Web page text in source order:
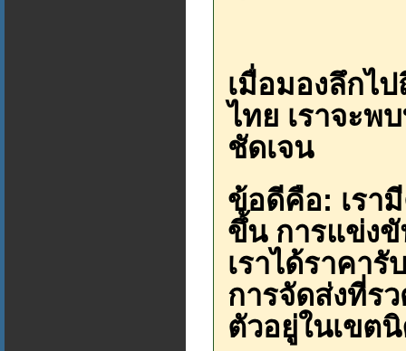
เมื่อมองลึกไ
ไทย เราจะพ
ชัดเจน
ข้อดีคือ: เรา
ขึ้น การแข่งขั
เราได้ราคา
การจัดส่งที่รว
ตัวอยู่ในเขต